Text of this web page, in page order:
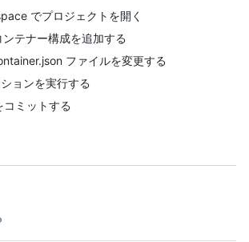
でプロジェクトを開く
テナー構成を追加する
ファイルを変更する
ョンを実行する
ミットする